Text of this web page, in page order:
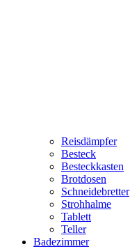
Reisdämpfer
Besteck
Besteckkasten
Brotdosen
Schneidebretter
Strohhalme
Tablett
Teller
Badezimmer